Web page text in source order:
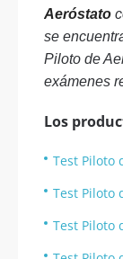
Aeróstato
se
Piloto de
exámenes
Los
Test Piloto
Test Piloto
Test Piloto